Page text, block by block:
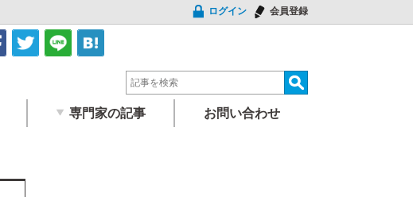
ログイン 会員登録
専門家の記事 お問い合わせ